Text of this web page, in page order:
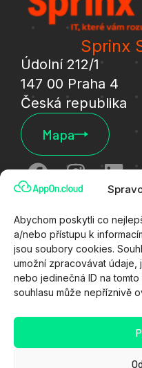
Abychom poskytli co
a/nebo přístupu k
jsou soubory cookies.
umožní zpracovávat
nebo jedinečná ID na
souhlasu může nepříznivě
Sprinx
Údolní 212/1
147 00 Praha 4
Česká republika
Mapa
Cookies
Ochrana osobních údajů
Všeobecné technické
Zákaznický portál